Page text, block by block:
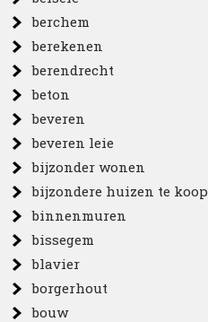
berchem
berekenen
berendrecht
beton
beveren
beveren leie
bijzonder wonen
bijzondere huizen te koop
binnenmuren
bissegem
blavier
borgerhout
bouw